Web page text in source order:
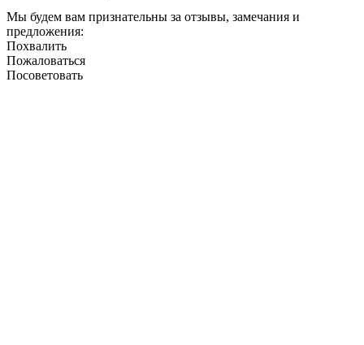
Мы будем вам признательны за отзывы, замечания и
предложения:
Похвалить
Пожаловаться
Посоветовать